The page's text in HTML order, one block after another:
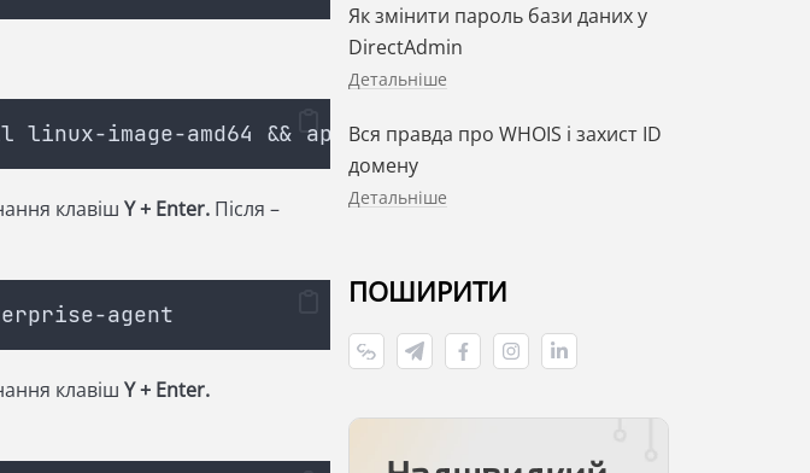
image-amd64 && apt-get install linux-headers-amd64
клавіш Y + Enter.Після –
agent
клавіш Y + Enter.
Як змінити пароль бази даних у
DirectAdmin
Детальніше
Вся правда про WHOIS і захист ID
домену
Детальніше
ПОШИРИТИ